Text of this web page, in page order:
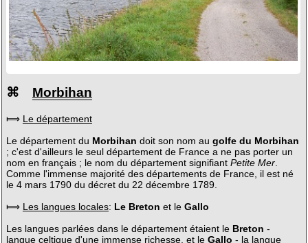
⌘ Morbihan
⟾ Le département
Le département du Morbihan doit son nom au golfe du Morbihan
; c'est d'ailleurs le seul département de France a ne pas porter un
nom en français ; le nom du département signifiant Petite Mer.
Comme l'immense majorité des départements de France, il est né
le 4 mars 1790 du décret du 22 décembre 1789.
⟾ Les langues locales: Le Breton et le Gallo
Les langues parlées dans le département étaient le Breton -
langue celtique d'une immense richesse, et le Gallo - la langue